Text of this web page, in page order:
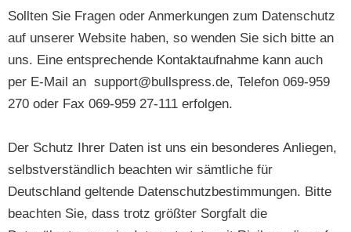
Sollten Sie Fragen oder Anmerkungen zum Datenschutz
auf unserer Website haben, so wenden Sie sich bitte an
uns. Eine entsprechende Kontaktaufnahme kann auch
per E-Mail an support@bullspress.de, Telefon 069-959
270 oder Fax 069-959 27-111 erfolgen.
Der Schutz Ihrer Daten ist uns ein besonderes Anliegen,
selbstverständlich beachten wir sämtliche für
Deutschland geltende Datenschutzbestimmungen. Bitte
beachten Sie, dass trotz größter Sorgfalt die